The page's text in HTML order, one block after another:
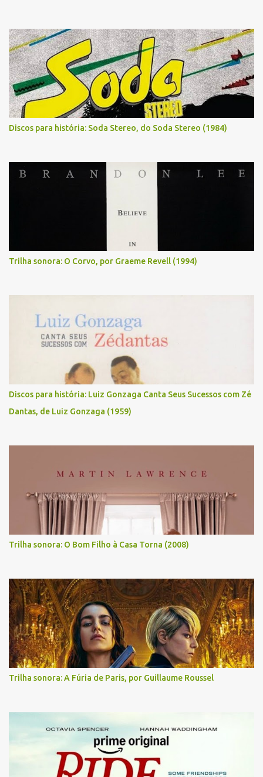
Discos para história: Soda Stereo, do Soda Stereo (1984)
Trilha sonora: O Corvo, por Graeme Revell (1994)
Discos para história: Luiz Gonzaga Canta Seus Sucessos com Zé
Dantas, de Luiz Gonzaga (1959)
Trilha sonora: O Bom Filho à Casa Torna (2008)
Trilha sonora: A Fúria de Paris, por Guillaume Roussel